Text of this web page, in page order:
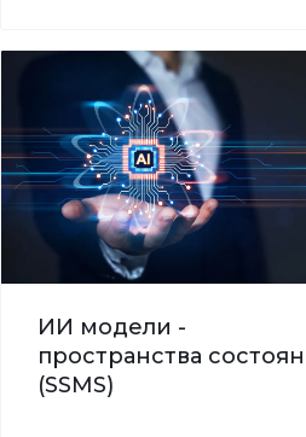
ИИ модели -
пространства
(SSMS)